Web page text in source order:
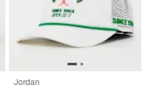
Jordan